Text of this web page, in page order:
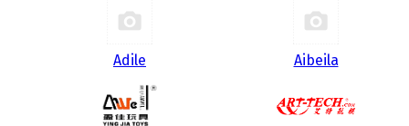
Adile Aibeila